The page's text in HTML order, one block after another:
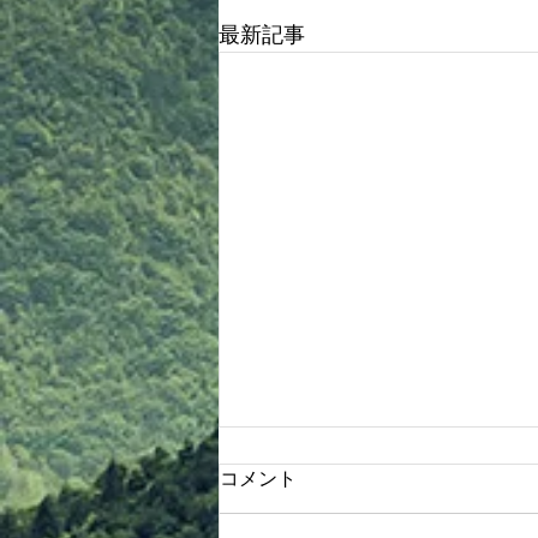
最新記事
8/8 バーベキュー大会開催
①事前に申し込みされていない方
コメント